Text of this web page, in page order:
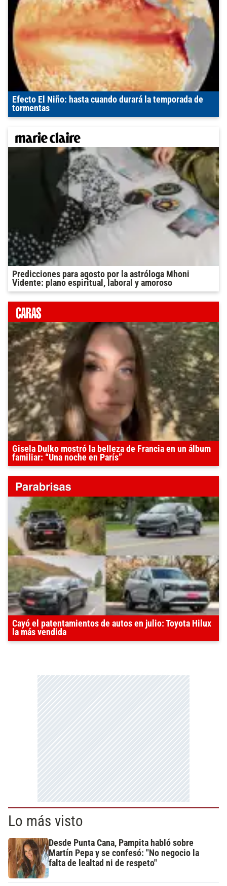
Efecto El Niño: hasta cuando durará la temporada de
tormentas
Predicciones para agosto por la astróloga Mhoni
Vidente: plano espiritual, laboral y amoroso
Gisela Dulko mostró la belleza de Francia en un álbum
familiar: “Una noche en París”
Cayó el patentamientos de autos en julio: Toyota Hilux
la más vendida
Lo más visto
Desde Punta Cana, Pampita habló sobre
Martín Pepa y se confesó: "No negocio la
falta de lealtad ni de respeto"